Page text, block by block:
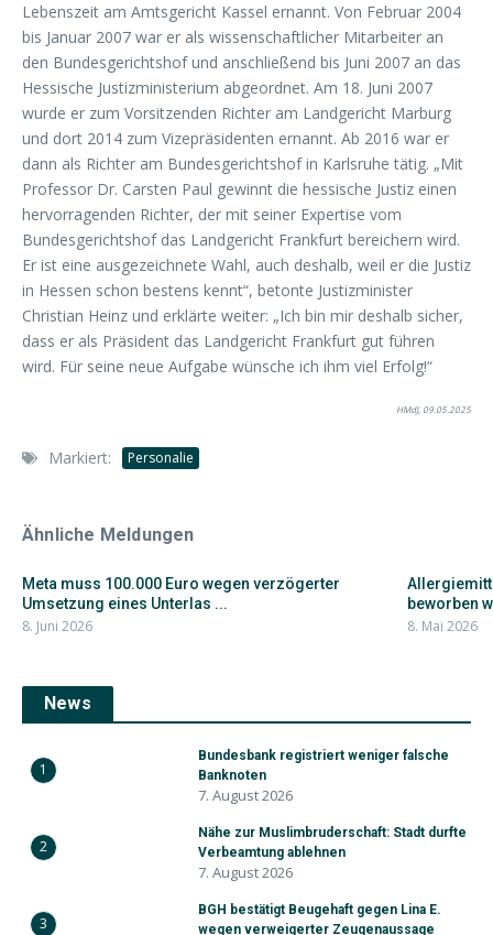
Lebenszeit am Amtsgericht Kassel ernannt. Von Februar 2004
bis Januar 2007 war er als wissenschaftlicher Mitarbeiter an
den Bundesgerichtshof und anschließend bis Juni 2007 an das
Hessische Justizministerium abgeordnet. Am 18. Juni 2007
wurde er zum Vorsitzenden Richter am Landgericht Marburg
und dort 2014 zum Vizepräsidenten ernannt. Ab 2016 war er
dann als Richter am Bundesgerichtshof in Karlsruhe tätig. „Mit
Professor Dr. Carsten Paul gewinnt die hessische Justiz einen
hervorragenden Richter, der mit seiner Expertise vom
Bundesgerichtshof das Landgericht Frankfurt bereichern wird.
Er ist eine ausgezeichnete Wahl, auch deshalb, weil er die Justiz
in Hessen schon bestens kennt“, betonte Justizminister
Christian Heinz und erklärte weiter: „Ich bin mir deshalb sicher,
dass er als Präsident das Landgericht Frankfurt gut führen
wird. Für seine neue Aufgabe wünsche ich ihm viel Erfolg!“
HMdJ, 09.05.2025
Markiert: Personalie
Ähnliche Meldungen
Meta muss 100.000 Euro wegen verzögerter
Umsetzung eines Unterlas ...
8. Juni 2026
beworben
8. Mai 2026
News
1
Bundesbank registriert weniger falsche
Banknoten
7. August 2026
2
Nähe zur Muslimbruderschaft: Stadt durfte
Verbeamtung ablehnen
7. August 2026
3
BGH bestätigt Beugehaft gegen Lina E.
wegen verweigerter Zeugenaussage